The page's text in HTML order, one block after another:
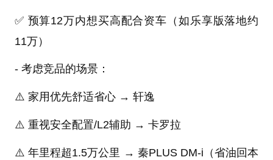
✅ 预算12万内想买高配合资车（如乐享版落地约
11万）
- 考虑竞品的场景：
⚠️ 家用优先舒适省心 → 轩逸
⚠️ 重视安全配置/L2辅助 → 卡罗拉
⚠️ 年里程超1.5万公里 → 秦PLUS DM-i（省油回本